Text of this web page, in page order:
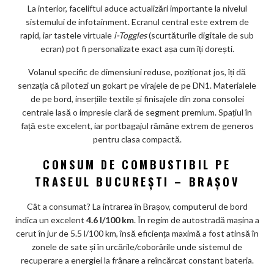
La interior, faceliftul aduce actualizări importante la nivelul
sistemului de infotainment. Ecranul central este extrem de
rapid, iar tastele virtuale i-Toggles(scurtăturile digitale de sub
ecran) pot fi personalizate exact așa cum îți dorești.
Volanul specific de dimensiuni reduse, poziționat jos, îți dă
senzația că pilotezi un gokart pe virajele de pe DN1. Materialele
de pe bord, inserțiile textile și finisajele din zona consolei
centrale lasă o impresie clară de segment premium. Spațiul în
față este excelent, iar portbagajul rămâne extrem de generos
pentru clasa compactă.
CONSUM DE COMBUSTIBIL PE
TRASEUL BUCUREȘTI – BRAȘOV
Cât a consumat? La intrarea în Brașov, computerul de bord
indica un excelent 4.6 l/100 km. În regim de autostradă mașina a
cerut în jur de 5.5 l/100 km, însă eficiența maximă a fost atinsă în
zonele de sate și în urcările/coborârile unde sistemul de
recuperare a energiei la frânare a reîncărcat constant bateria.